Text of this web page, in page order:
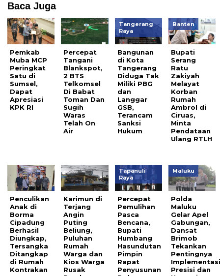
Baca Juga
Pemkab
Muba MCP
Peringkat
Satu di
Sumsel,
Dapat
Apresiasi
KPK RI
Percepat
Tangani
Blankspot,
2 BTS
Telkomsel
Di Babat
Toman Dan
Sugih
Waras
Telah On
Air
Tangerang
Raya
Bangunan
di Kota
Tangerang
Diduga Tak
Miliki PBG
dan
Langgar
GSB,
Terancam
Sanksi
Hukum
Banten
Bupati
Serang
Ratu
Zakiyah
Melayat
Korban
Rumah
Ambrol di
Ciruas,
Minta
Pendataan
Ulang RTLH
Penculikan
Anak di
Borma
Cipadung
Berhasil
Diungkap,
Tersangka
Ditangkap
di Rumah
Kontrakan
Karimun di
Terjang
Angin
Puting
Beliung,
Puluhan
Rumah
Warga dan
Kios Warga
Rusak
Tapanuli
Raya
Percepat
Pemulihan
Pasca
Bencana,
Bupati
Humbang
Hasundutan
Pimpin
Rapat
Penyusunan
Maluku
Polda
Maluku
Gelar Apel
Gabungan,
Dansat
Brimob
Tekankan
Pentingnya
Presisi dan